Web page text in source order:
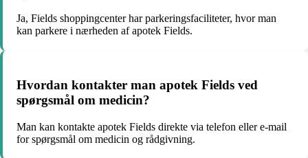
Ja, Fields shoppingcenter har parkeringsfaciliteter, hvor man
kan parkere i nærheden af apotek Fields.
Hvordan kontakter man apotek Fields ved
spørgsmål om medicin?
Man kan kontakte apotek Fields direkte via telefon eller e-mail
for spørgsmål om medicin og rådgivning.